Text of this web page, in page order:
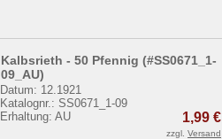
Kalbsrieth - 50 Pfennig (#SS0671_1-
09_AU)
Datum: 12.1921
Katalognr.: SS0671_1-09
Erhaltung: AU
1,99 €
zzgl. Versand